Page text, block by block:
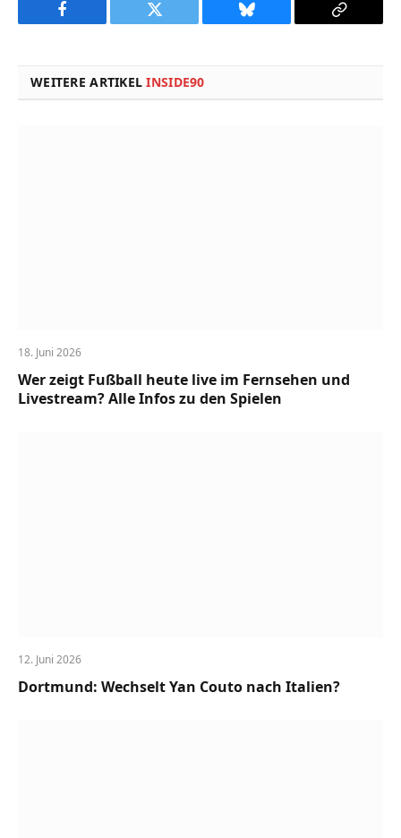
Facebook Twitter Bluesky
Copy
WEITERE ARTIKELINSIDE90
18. Juni 2026
Wer zeigt Fußball heute live im Fernsehen und
Livestream? Alle Infos zu den Spielen
12. Juni 2026
Dortmund: Wechselt Yan Couto nach Italien?